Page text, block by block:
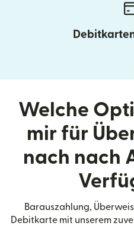
Welche
mir für
nach nach
Barauszahlung,
Debitkarte mit unserem